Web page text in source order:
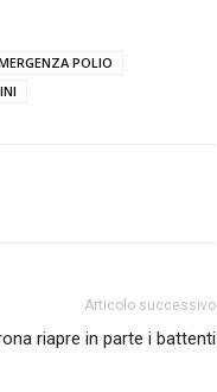
POLIO
Articolo successivo
riapre in parte i battenti